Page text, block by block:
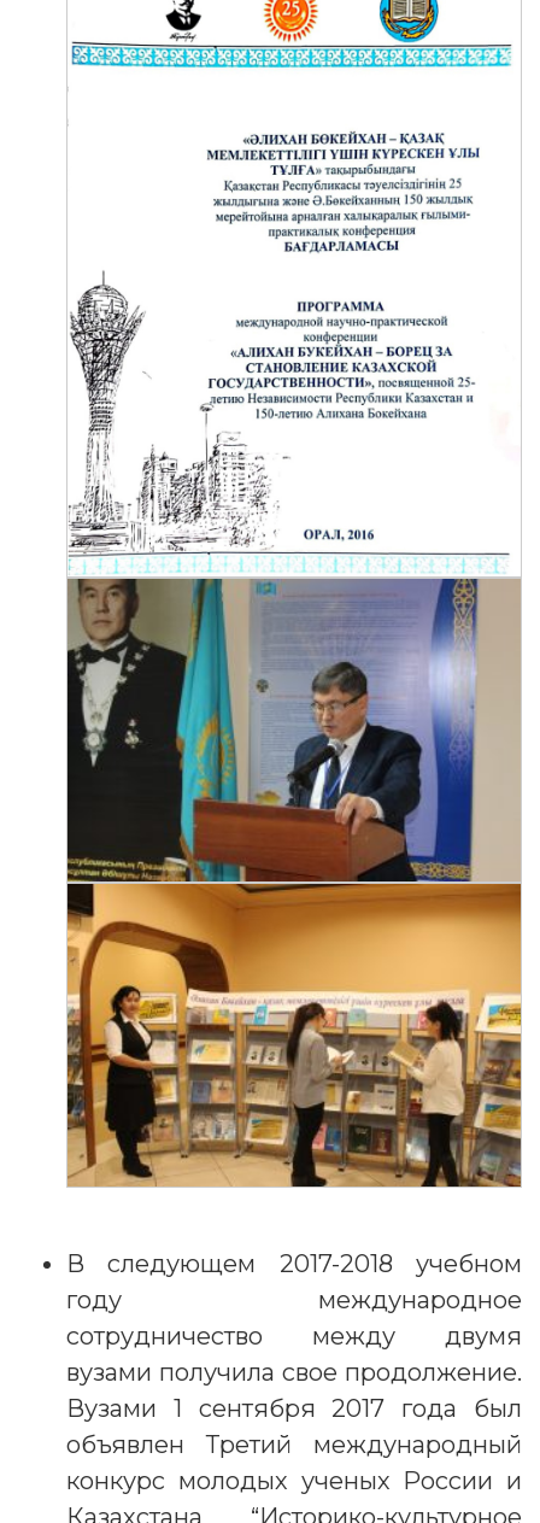
В следующем 2017-2018 учебном
году международное
сотрудничество между двумя
вузами получила свое продолжение.
Вузами 1 сентября 2017 года был
объявлен Третий международный
конкурс молодых ученых России и
Казахстана “Историко-культурное